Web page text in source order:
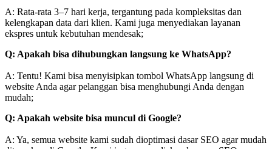
A: Rata-rata 3–7 hari kerja, tergantung pada kompleksitas dan
kelengkapan data dari klien. Kami juga menyediakan layanan
ekspres untuk kebutuhan mendesak;
Q: Apakah bisa dihubungkan langsung ke WhatsApp?
A: Tentu! Kami bisa menyisipkan tombol WhatsApp langsung di
website Anda agar pelanggan bisa menghubungi Anda dengan
mudah;
Q: Apakah website bisa muncul di Google?
A: Ya, semua website kami sudah dioptimasi dasar SEO agar mudah